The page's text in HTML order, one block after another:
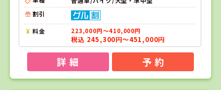
割引
料金 223,000円～410,000円
税込 245,300円～451,000円
詳 細 予 約